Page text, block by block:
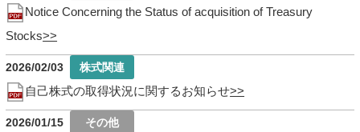
Notice Concerning the Status of acquisition of Treasury
Stocks
2026/02/03
自己株式の取得状況に関するお知らせ
2026/01/15